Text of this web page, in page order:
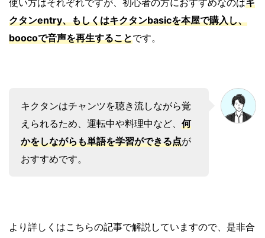
クタンentry、もしくはキクタンbasicを本屋で購入し、
boocoで音声を再生することです。
キクタンはチャンツを聴き流しながら覚
えられるため、運転中や料理中など、 何
かをしながらも単語を学習ができる点が
おすすめです。
より詳しくはこちらの記事で解説していますので、是非合